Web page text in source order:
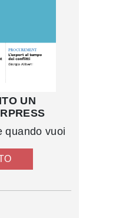
UN
quando vuoi